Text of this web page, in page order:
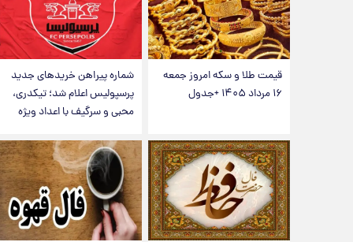
قیمت طلا و سکه امروز جمعه
۱۶ مرداد ۱۴۰۵ +جدول
شماره پیراهن خریدهای جدید
پرسپولیس اعلام شد؛ تیکدری،
محبی و سرگیف با اعداد ویژه